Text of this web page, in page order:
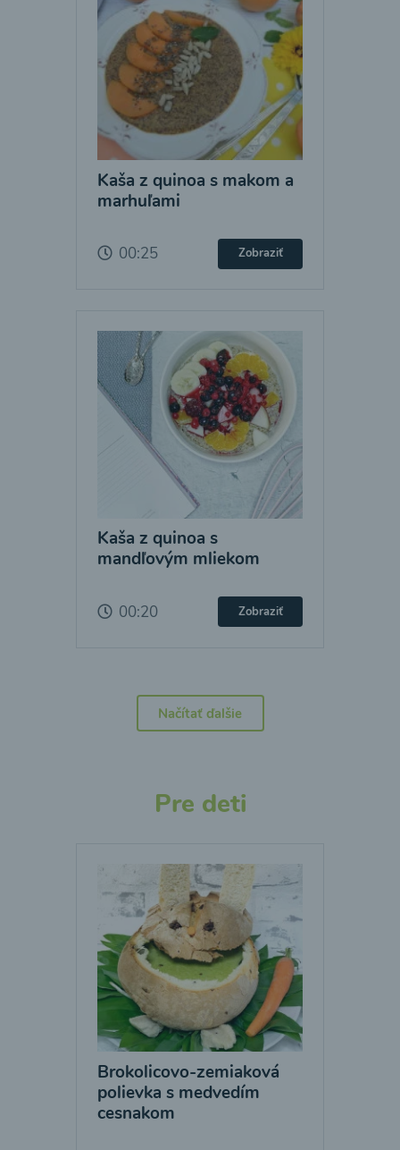
Kaša z quinoa s makom a
marhuľami
00:25 Zobraziť
Kaša z quinoa s
mandľovým mliekom
00:20 Zobraziť
Načítať ďalšie
Pre deti
Brokolicovo-zemiaková
polievka s medvedím
cesnakom